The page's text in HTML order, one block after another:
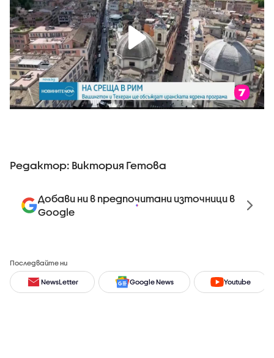
Редактор: Виктория Гетова
Добави ни в предпочитани източници в
Google
Последвайте ни
NewsLetter Google News Youtube